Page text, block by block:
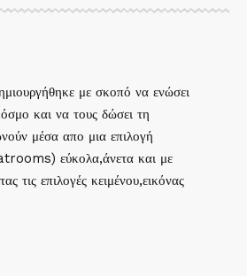
με σκοπό να ενώσει
και να τους δώσει τη
μέσα απο μια επιλογή
εύκολα,άνετα και με
τις επιλογές κειμένου,εικόνας